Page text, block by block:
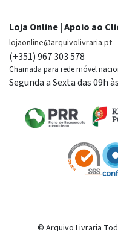
Loja Online | Apoio ao
lojaonline@arquivolivraria.pt
(+351) 967 303 578
Chamada para rede móvel
Segunda a Sexta das 09h
© Arquivo Livraria